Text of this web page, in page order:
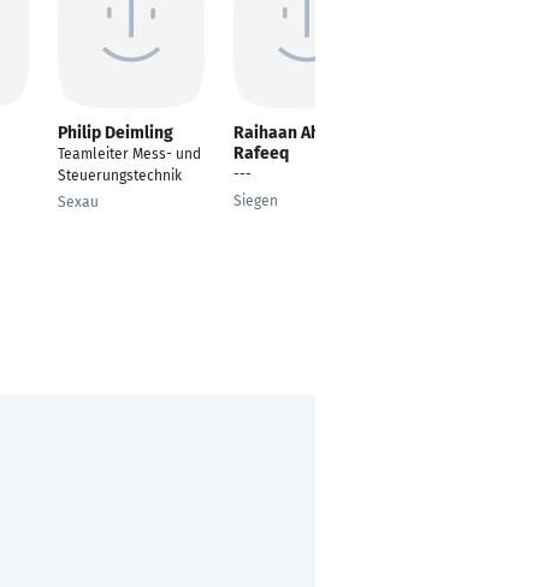
Philip Deimling
Teamleiter Mess- und
Steuerungstechnik
Sexau
Raihaan Ahmed
Rafeeq
---
Siegen